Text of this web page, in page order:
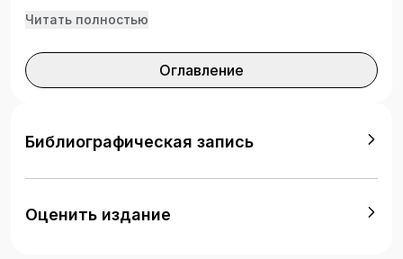
evaluation and management of common
and adolescents), которая существенным
образом переработана на основе экспертного
диагностическим и лечебным методам,
традициях оказания помощи (класс С) и на
доказательствах класса В (то есть
рекомендации основаны на небольших
Читать полностью
Оглавление
Библиографическая запись
Оценить издание